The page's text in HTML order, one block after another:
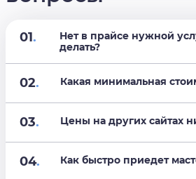
01.
Нет в прайсе нужной
делать?
02. Какая минимальная
03. Цены на других сайтах
04. Как быстро приедет